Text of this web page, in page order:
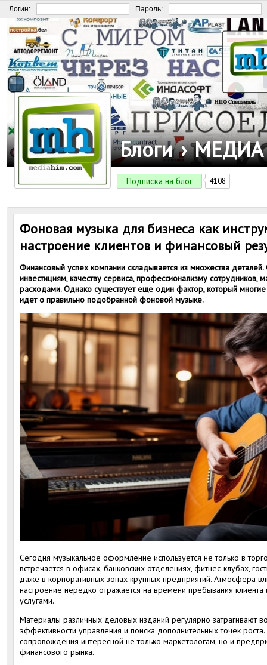
Логин: Пароль:
Блоги ›
Подписка на блог 4108
Фоновая музыка для бизнеса как
настроение клиентов и финансовый
Финансовый успех компании складывается из множества
инвестициям, качеству сервиса, профессионализму сотрудников,
расходами. Однако существует еще один фактор, который
идет о правильно подобранной фоновой музыке.
Сегодня музыкальное оформление используется не только в
встречается в офисах, банковских отделениях, фитнес-клубах,
даже в корпоративных зонах крупных предприятий. Атмосфера
настроение нередко отражается на времени пребывания клиента
услугами.
Материалы различных деловых изданий регулярно затрагивают
эффективности управления и поиска дополнительных точек
сопровождения интересной не только маркетологам, но и
финансового рынка.